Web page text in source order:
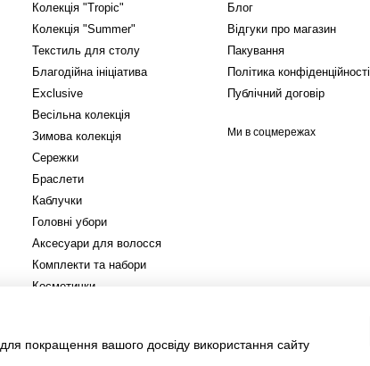
Колекція "Tropic"
Колекція "Summer"
Текстиль для столу
Благодійна ініціатива
Exclusive
Весільна колекція
Зимова колекція
Сережки
Браслети
Каблучки
Головні убори
Аксесуари для волосся
Комплекти та набори
Косметички
Блог
Відгуки про магазин
Пакування
Політика конфіденційності
Публічний договір
Ми в соцмережах
для покращення вашого досвіду використання сайту